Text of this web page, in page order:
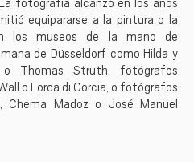
fotografía alcanzó en los años
equipararse a la pintura o la
los museos de la mano de
de Düsseldorf como Hilda y
Thomas Struth, fotógrafos
o Lorca di Corcia, o fotógrafos
Chema Madoz o José Manuel